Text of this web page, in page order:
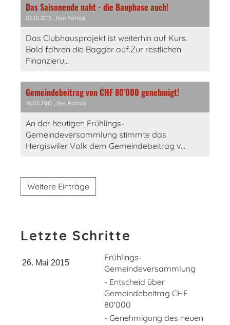
Das Saisonende naht - die Bauphase auch!
02.10.2015 , Iten Patrick
Das Clubhausprojekt ist weiterhin auf Kurs.
Bald fahren die Bagger auf.Zur restlichen
Finanzieru...
Gemeindebeitrag von CHF 80'000 genehmigt!
26.05.2015 , Iten Patrick
An der heutigen Frühlings-
Gemeindeversammlung stimmte das
Hergiswiler Volk dem Gemeindebeitrag v...
Weitere Einträge
Letzte Schritte
26. Mai 2015
Frühlings-
Gemeindeversammlung
- Entscheid über
Gemeindebeitrag CHF
80'000
- Genehmigung des neuen